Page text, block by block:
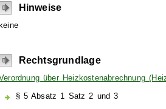
Hinweise
keine
Rechtsgrundlage
über Heizkostenabrechnung
§ 5 Absatz 1 Satz 2 und 3